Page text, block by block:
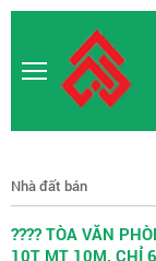
Nhà đất bán
???? TÒA VĂN
10T MT 10M, CHỈ